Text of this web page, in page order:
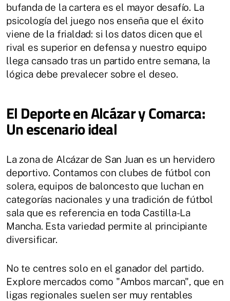
bufanda de la cartera es el mayor desafío. La
psicología del juego nos enseña que el éxito
viene de la frialdad: si los datos dicen que el
rival es superior en defensa y nuestro equipo
llega cansado tras un partido entre semana, la
lógica debe prevalecer sobre el deseo.
El Deporte en Alcázar y Comarca:
Un escenario ideal
La zona de Alcázar de San Juan es un hervidero
deportivo. Contamos con clubes de fútbol con
solera, equipos de baloncesto que luchan en
categorías nacionales y una tradición de fútbol
sala que es referencia en toda Castilla-La
Mancha. Esta variedad permite al principiante
diversificar.
No te centres solo en el ganador del partido.
Explore mercados como "Ambos marcan", que en
ligas regionales suelen ser muy rentables